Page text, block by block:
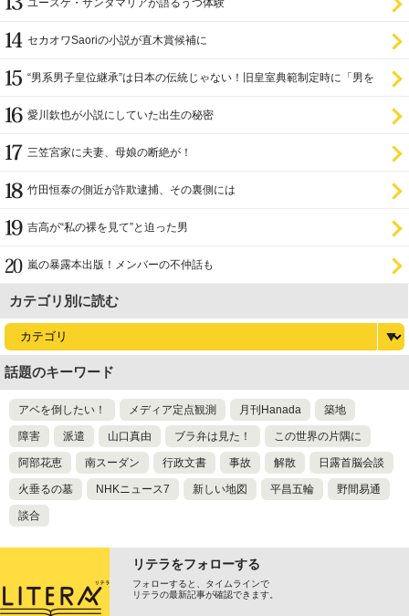
ユースケ・サンタマリアが語るうつ体験
セカオワSaoriの小説が直木賞候補に
“男系男子皇位継承”は日本の伝統じゃない！旧皇室典範制定時に「男を
愛川欽也が小説にしていた出生の秘密
三笠宮家に夫妻、母娘の断絶が！
竹田恒泰の側近が詐欺逮捕、その裏側には
吉高が“私の裸を見て”と迫った男
嵐の暴露本出版！メンバーの不仲話も
カテゴリ別に読む
話題のキーワード
アベを倒したい！ メディア定点観測 月刊Hanada 築地
障害 派遣 山口真由 ブラ弁は見た！ この世界の片隅に
阿部花恵 南スーダン 行政文書 事故 解散 日露首脳会談
火垂るの墓 NHKニュース7 新しい地図 平昌五輪 野間易通
談合
リテラをフォローする
フォローすると、タイムラインで
リテラの最新記事が確認できます。